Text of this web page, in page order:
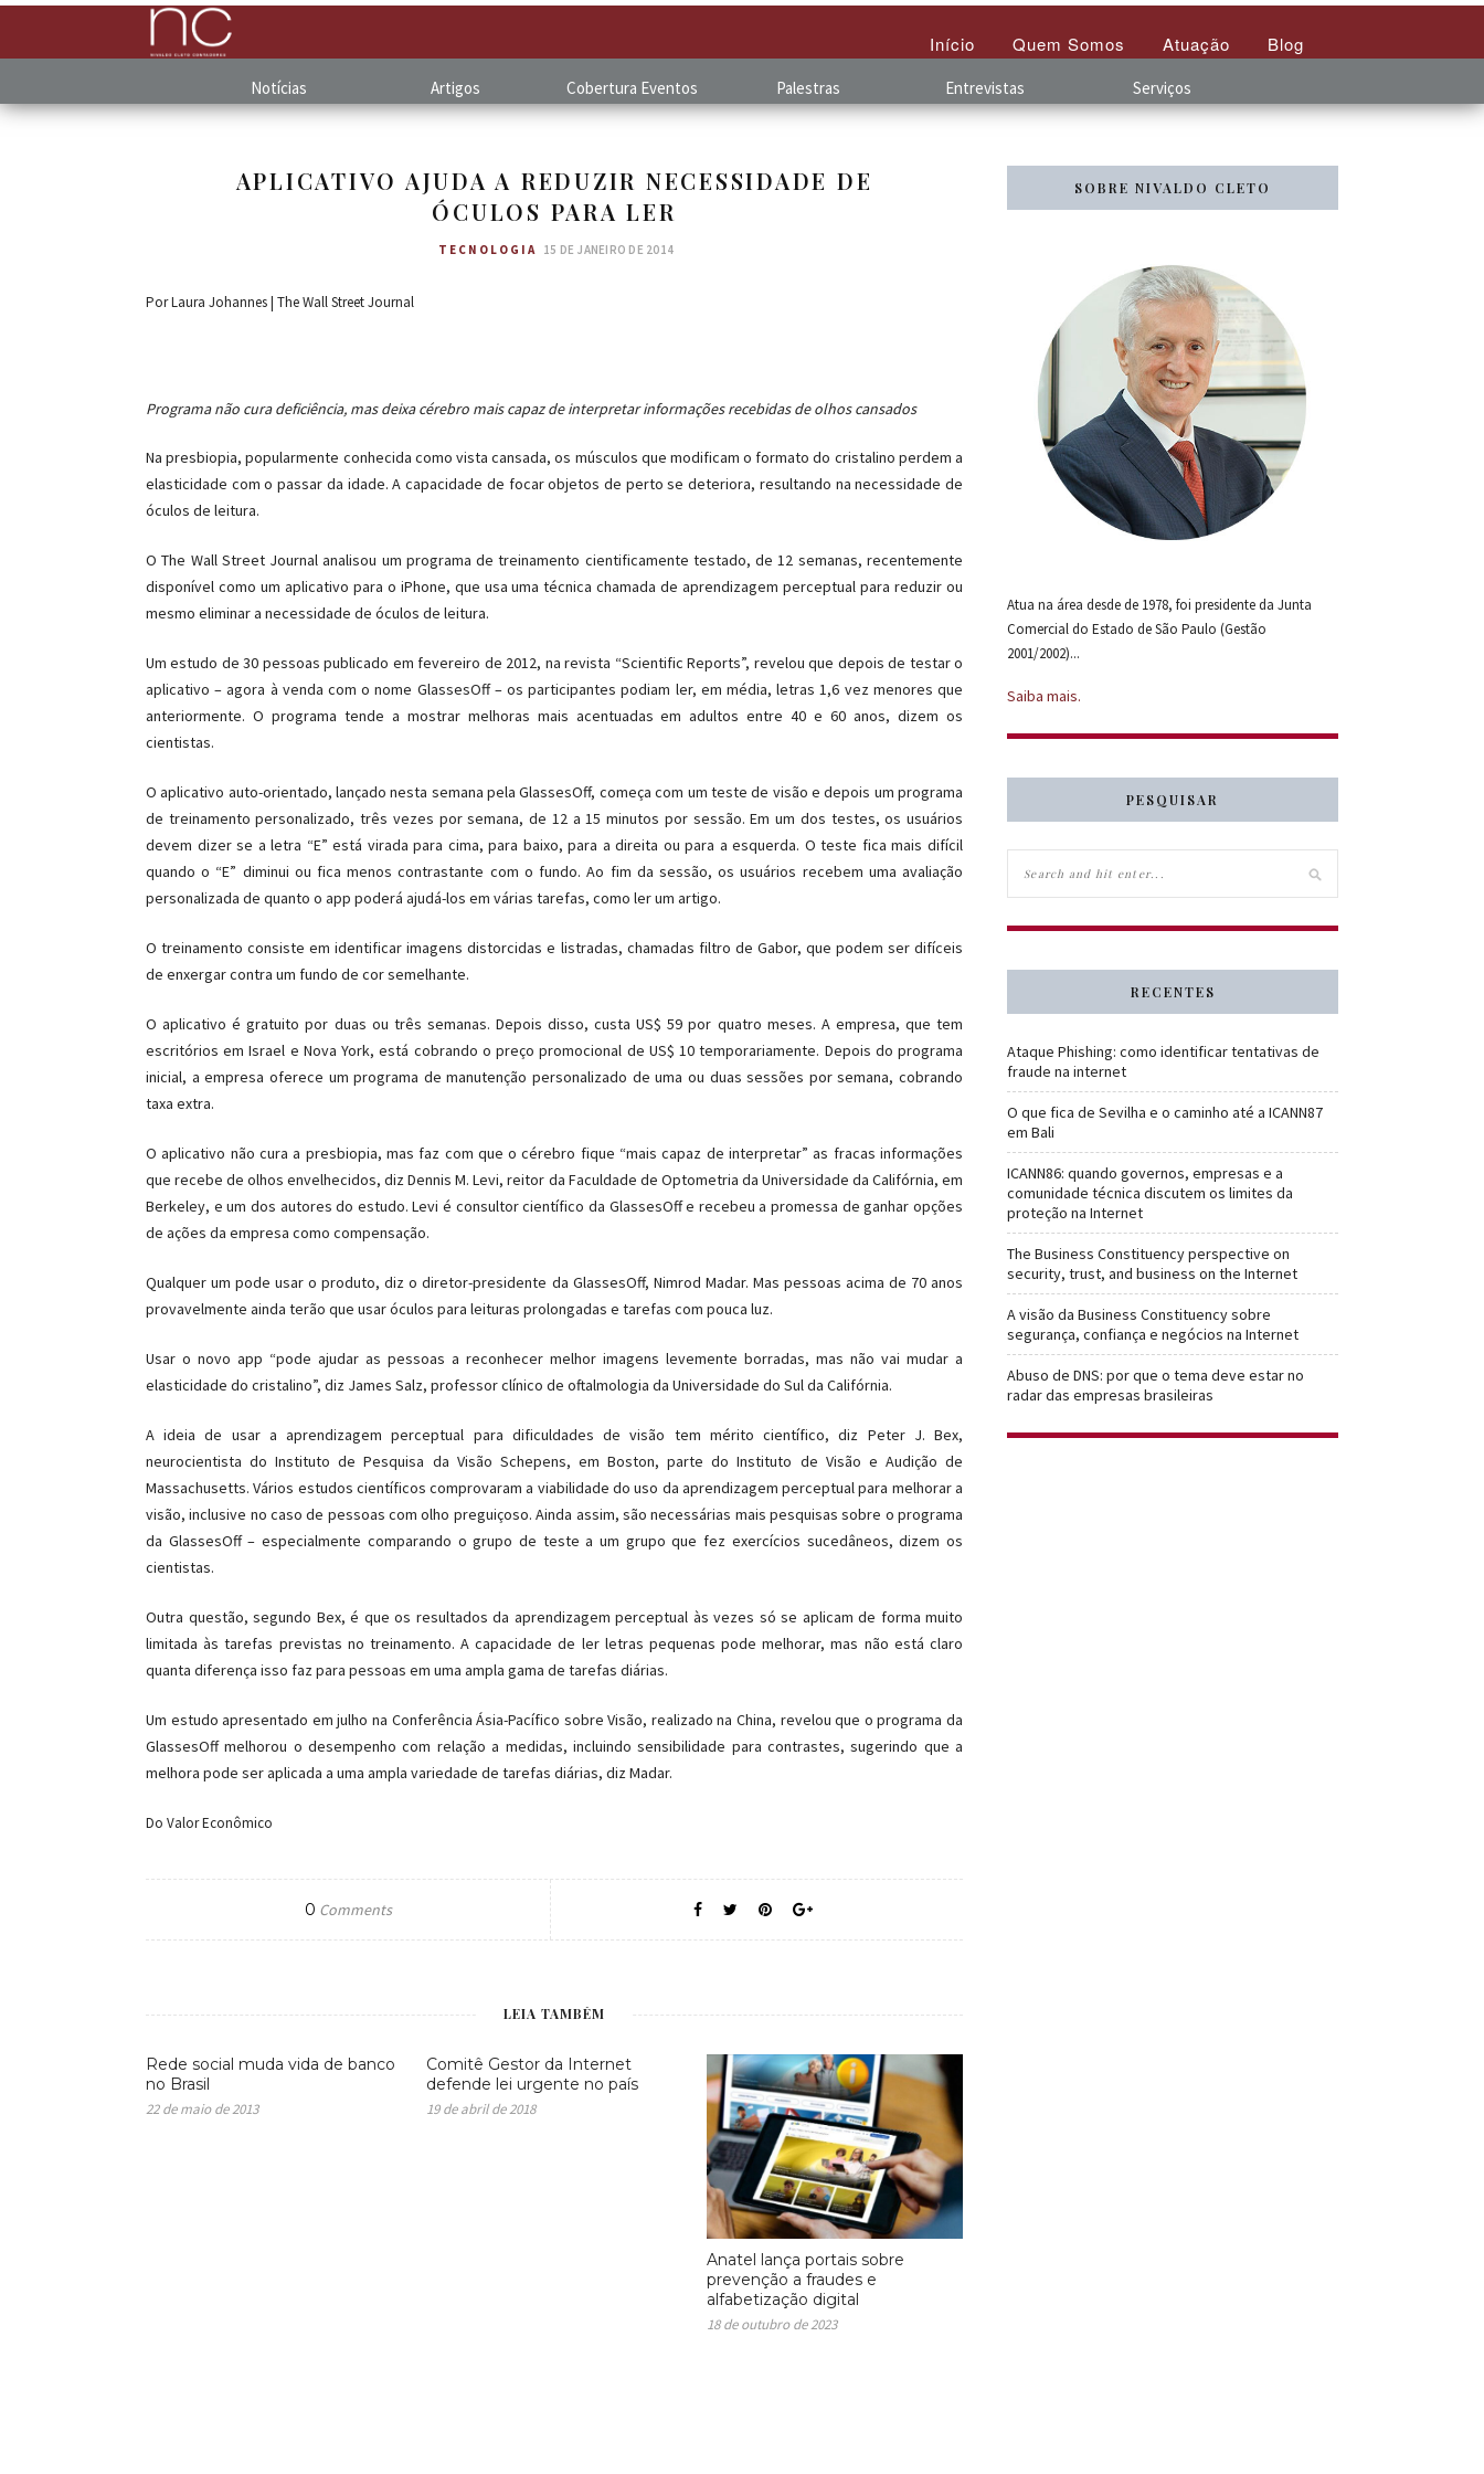
Início Quem Somos Atuação Blog
Notícias Artigos Cobertura Eventos Palestras Entrevistas Serviços
APLICATIVO AJUDA A REDUZIR NECESSIDADE DE
ÓCULOS PARA LER
TECNOLOGIA 15 DE JANEIRO DE 2014
Por Laura Johannes | The Wall Street Journal
Programa não cura deficiência, mas deixa cérebro mais capaz de interpretar informações recebidas de olhos cansados
Na presbiopia, popularmente conhecida como vista cansada, os músculos que modificam o formato do cristalino perdem a
elasticidade com o passar da idade. A capacidade de focar objetos de perto se deteriora, resultando na necessidade de
óculos de leitura.
O The Wall Street Journal analisou um programa de treinamento cientificamente testado, de 12 semanas, recentemente
disponível como um aplicativo para o iPhone, que usa uma técnica chamada de aprendizagem perceptual para reduzir ou
mesmo eliminar a necessidade de óculos de leitura.
Um estudo de 30 pessoas publicado em fevereiro de 2012, na revista “Scientific Reports”, revelou que depois de testar o
aplicativo – agora à venda com o nome GlassesOff – os participantes podiam ler, em média, letras 1,6 vez menores que
anteriormente. O programa tende a mostrar melhoras mais acentuadas em adultos entre 40 e 60 anos, dizem os
cientistas.
O aplicativo auto-orientado, lançado nesta semana pela GlassesOff, começa com um teste de visão e depois um programa
de treinamento personalizado, três vezes por semana, de 12 a 15 minutos por sessão. Em um dos testes, os usuários
devem dizer se a letra “E” está virada para cima, para baixo, para a direita ou para a esquerda. O teste fica mais difícil
quando o “E” diminui ou fica menos contrastante com o fundo. Ao fim da sessão, os usuários recebem uma avaliação
personalizada de quanto o app poderá ajudá-los em várias tarefas, como ler um artigo.
O treinamento consiste em identificar imagens distorcidas e listradas, chamadas filtro de Gabor, que podem ser difíceis
de enxergar contra um fundo de cor semelhante.
O aplicativo é gratuito por duas ou três semanas. Depois disso, custa US$ 59 por quatro meses. A empresa, que tem
escritórios em Israel e Nova York, está cobrando o preço promocional de US$ 10 temporariamente. Depois do programa
inicial, a empresa oferece um programa de manutenção personalizado de uma ou duas sessões por semana, cobrando
taxa extra.
O aplicativo não cura a presbiopia, mas faz com que o cérebro fique “mais capaz de interpretar” as fracas informações
que recebe de olhos envelhecidos, diz Dennis M. Levi, reitor da Faculdade de Optometria da Universidade da Califórnia, em
Berkeley, e um dos autores do estudo. Levi é consultor científico da GlassesOff e recebeu a promessa de ganhar opções
de ações da empresa como compensação.
Qualquer um pode usar o produto, diz o diretor-presidente da GlassesOff, Nimrod Madar. Mas pessoas acima de 70 anos
provavelmente ainda terão que usar óculos para leituras prolongadas e tarefas com pouca luz.
Usar o novo app “pode ajudar as pessoas a reconhecer melhor imagens levemente borradas, mas não vai mudar a
elasticidade do cristalino”, diz James Salz, professor clínico de oftalmologia da Universidade do Sul da Califórnia.
A ideia de usar a aprendizagem perceptual para dificuldades de visão tem mérito científico, diz Peter J. Bex,
neurocientista do Instituto de Pesquisa da Visão Schepens, em Boston, parte do Instituto de Visão e Audição de
Massachusetts. Vários estudos científicos comprovaram a viabilidade do uso da aprendizagem perceptual para melhorar a
visão, inclusive no caso de pessoas com olho preguiçoso. Ainda assim, são necessárias mais pesquisas sobre o programa
da GlassesOff – especialmente comparando o grupo de teste a um grupo que fez exercícios sucedâneos, dizem os
cientistas.
Outra questão, segundo Bex, é que os resultados da aprendizagem perceptual às vezes só se aplicam de forma muito
limitada às tarefas previstas no treinamento. A capacidade de ler letras pequenas pode melhorar, mas não está claro
quanta diferença isso faz para pessoas em uma ampla gama de tarefas diárias.
Um estudo apresentado em julho na Conferência Ásia-Pacífico sobre Visão, realizado na China, revelou que o programa da
GlassesOff melhorou o desempenho com relação a medidas, incluindo sensibilidade para contrastes, sugerindo que a
melhora pode ser aplicada a uma ampla variedade de tarefas diárias, diz Madar.
Do Valor Econômico
0 Comments
LEIA TAMBÉM
Rede social muda vida de banco
no Brasil
22 de maio de 2013
Comitê Gestor da Internet
defende lei urgente no país
19 de abril de 2018
Anatel lança portais sobre
prevenção a fraudes e
alfabetização digital
18 de outubro de 2023
SOBRE NIVALDO CLETO
Atua na área desde de 1978, foi presidente da Junta
Comercial do Estado de São Paulo (Gestão
2001/2002)...
Saiba mais.
PESQUISAR
RECENTES
Ataque Phishing: como identificar tentativas de
fraude na internet
O que fica de Sevilha e o caminho até a ICANN87
em Bali
ICANN86: quando governos, empresas e a
comunidade técnica discutem os limites da
proteção na Internet
The Business Constituency perspective on
security, trust, and business on the Internet
A visão da Business Constituency sobre
segurança, confiança e negócios na Internet
Abuso de DNS: por que o tema deve estar no
radar das empresas brasileiras